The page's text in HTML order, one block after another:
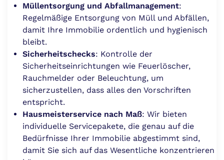
Müllentsorgung und Abfallmanagement:
Regelmäßige Entsorgung von Müll und Abfällen,
damit Ihre Immobilie ordentlich und hygienisch
bleibt.
Sicherheitschecks: Kontrolle der
Sicherheitseinrichtungen wie Feuerlöscher,
Rauchmelder oder Beleuchtung, um
sicherzustellen, dass alles den Vorschriften
entspricht.
Hausmeisterservice nach Maß: Wir bieten
individuelle Servicepakete, die genau auf die
Bedürfnisse Ihrer Immobilie abgestimmt sind,
damit Sie sich auf das Wesentliche konzentrieren